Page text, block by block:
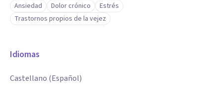
Ansiedad Dolor crónico
Estrés
Trastornos propios de la vejez
Idiomas
Castellano (Español)